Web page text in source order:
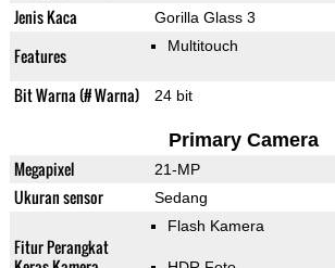
Jenis Kaca Gorilla Glass 3
Features Multitouch
Bit Warna (# Warna) 24 bit
Primary Camera
Megapixel 21-MP
Ukuran sensor Sedang
Fitur Perangkat
Flash Kamera